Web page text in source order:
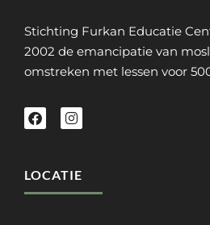
Stichting Furkan Educatie
2002 de emancipatie van
omstreken met lessen voor
LOCATIE